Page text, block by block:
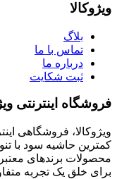
ویژوکالا
بلاگ
تماس با ما
درباره ما
ثبت شکایت
فروشگاه اینترنتی
ویژوکالا، فروشگاهی
کمترین حاشیه سود با
محصولات برندهای
برای خلق یک تجربه